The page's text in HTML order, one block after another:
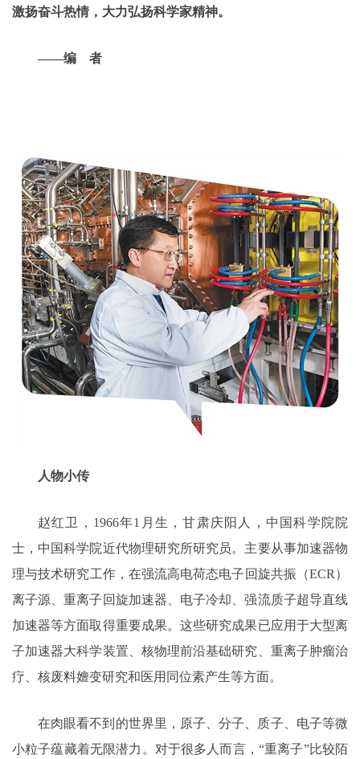
激扬奋斗热情，大力弘扬科学家精神。
——编 者
人物小传
赵红卫，1966年1月生，甘肃庆阳人，中国科学院院
士，中国科学院近代物理研究所研究员。主要从事加速器物
理与技术研究工作，在强流高电荷态电子回旋共振（ECR）
离子源、重离子回旋加速器、电子冷却、强流质子超导直线
加速器等方面取得重要成果。这些研究成果已应用于大型离
子加速器大科学装置、核物理前沿基础研究、重离子肿瘤治
疗、核废料嬗变研究和医用同位素产生等方面。
在肉眼看不到的世界里，原子、分子、质子、电子等微
小粒子蕴藏着无限潜力。对于很多人而言，“重离子”比较陌